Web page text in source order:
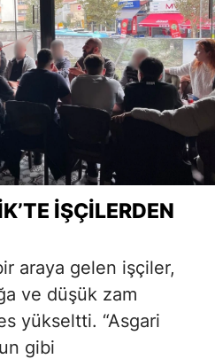
IŞÇILERDEN
araya gelen işçiler,
ve düşük zam
yükseltti. “Asgari
gibi